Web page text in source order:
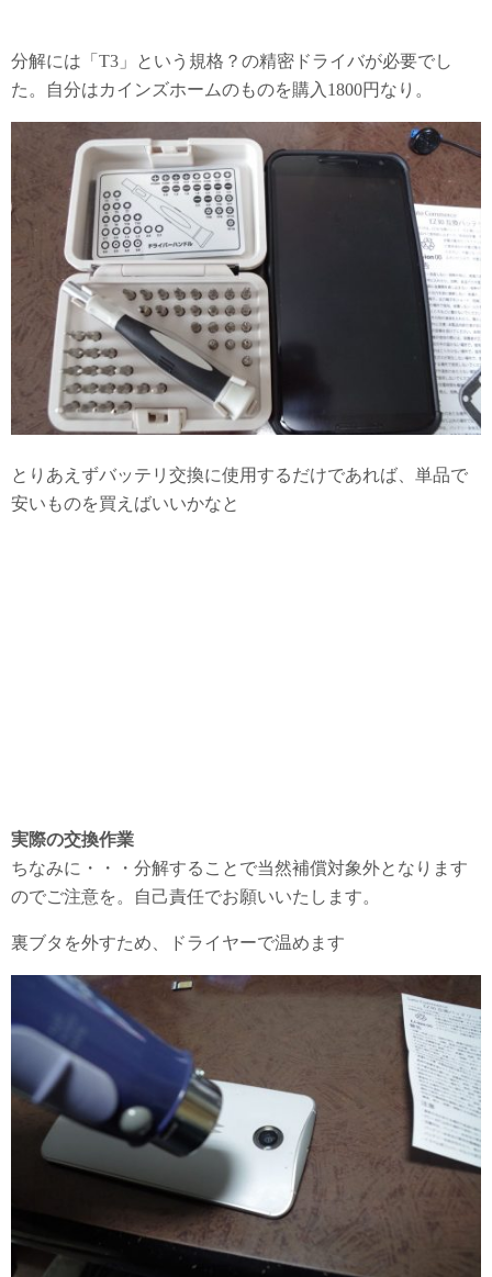
分解には「T3」という規格？の精密ドライバが必要でし
た。自分はカインズホームのものを購入1800円なり。
とりあえずバッテリ交換に使用するだけであれば、単品で
安いものを買えばいいかなと
実際の交換作業
ちなみに・・・分解することで当然補償対象外となります
のでご注意を。自己責任でお願いいたします。
裏ブタを外すため、ドライヤーで温めます